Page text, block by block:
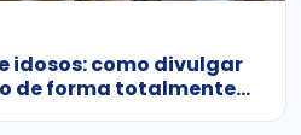
idosos: como divulgar
de forma totalmente